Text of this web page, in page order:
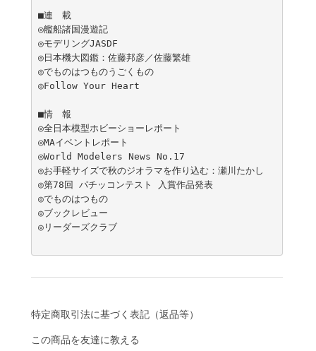
■連　載
◎艦船諸国漫遊記
◎モデリングJASDF
◎日本機大図鑑：佐藤邦彦／佐藤繁雄
◎でものはつものうごくもの
◎Follow Your Heart
■情　報
◎全日本模型ホビーショーレポート
◎MAイベントレポート
◎World Modelers News No.17
◎お手軽サイズで秋のジオラマを作り込む：瀬川たかし
◎第78回 パチッコンテスト 入賞作品発表
◎でものはつもの
◎ブックレビュー
◎リーダーズクラブ
特定商取引法に基づく表記（返品等）
この商品を友達に教える